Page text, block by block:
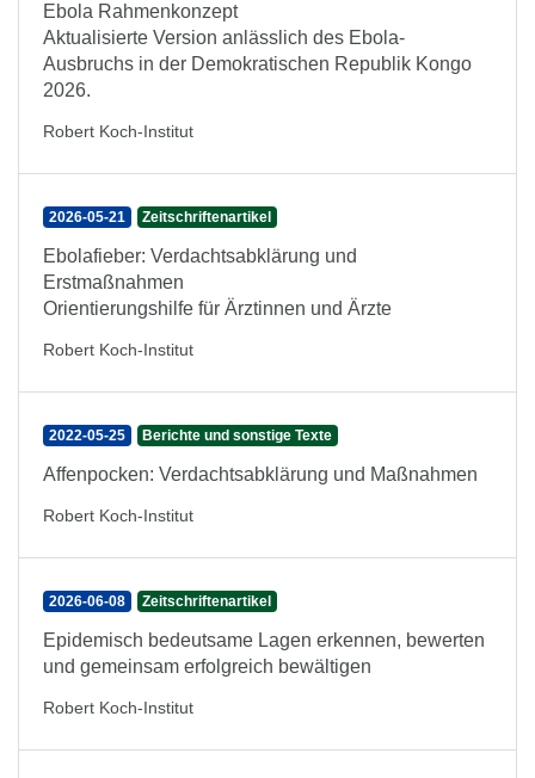
Ebola Rahmenkonzept
Aktualisierte Version anlässlich des Ebola-
Ausbruchs in der Demokratischen Republik Kongo
2026.
Robert Koch-Institut
2026-05-21 Zeitschriftenartikel
Ebolafieber: Verdachtsabklärung und
Erstmaßnahmen
Orientierungshilfe für Ärztinnen und Ärzte
Robert Koch-Institut
2022-05-25 Berichte und sonstige Texte
Affenpocken: Verdachtsabklärung und Maßnahmen
Robert Koch-Institut
2026-06-08 Zeitschriftenartikel
Epidemisch bedeutsame Lagen erkennen, bewerten
und gemeinsam erfolgreich bewältigen
Robert Koch-Institut